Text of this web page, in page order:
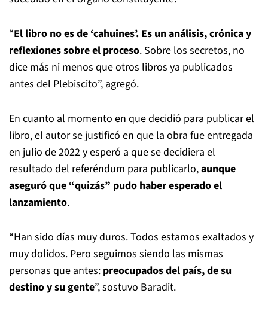
“El libro no es de ‘cahuines’. Es un análisis, crónica y
reflexiones sobre el proceso. Sobre los secretos, no
dice más ni menos que otros libros ya publicados
antes del Plebiscito”, agregó.
En cuanto al momento en que decidió para publicar el
libro, el autor se justificó en que la obra fue entregada
en julio de 2022 y esperó a que se decidiera el
resultado del referéndum para publicarlo,aunque
aseguró que “quizás” pudo haber esperado el
lanzamiento.
“Han sido días muy duros. Todos estamos exaltados y
muy dolidos. Pero seguimos siendo las mismas
personas que antes: preocupados del país, de su
destino y su gente”, sostuvo Baradit.